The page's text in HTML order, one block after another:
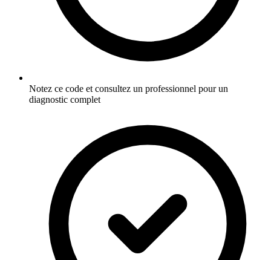
Notez ce code et consultez un professionnel pour un
diagnostic complet